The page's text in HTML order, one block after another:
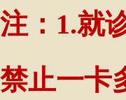
注：1.就
禁止一卡